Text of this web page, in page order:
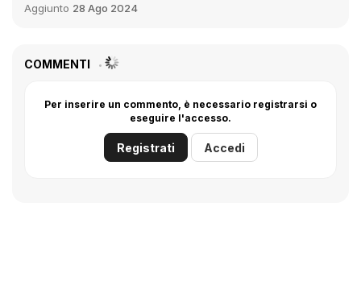
Aggiunto 28 Ago 2024
COMMENTI
Per inserire un commento, è necessario registrarsi o
eseguire l'accesso.
Registrati Accedi